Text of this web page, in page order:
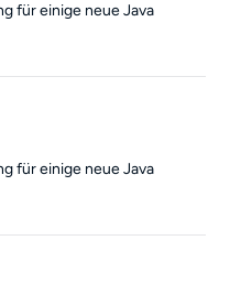
für einige neue Java
für einige neue Java